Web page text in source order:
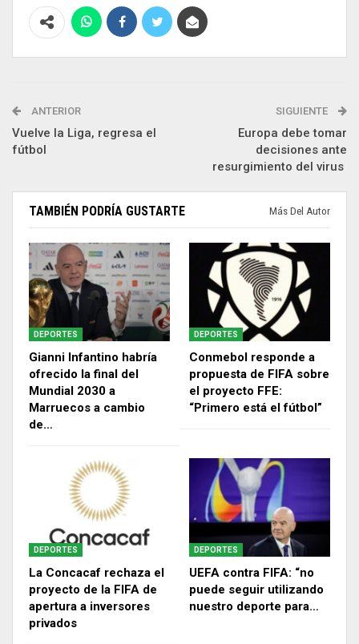
ANTERIOR
Vuelve la Liga, regresa el
fútbol
SIGUIENTE
Europa debe tomar
decisiones ante
resurgimiento del virus
TAMBIÉN PODRÍA GUSTARTE Más Del Autor
DEPORTES
Gianni Infantino habría
ofrecido la final del
Mundial 2030 a
Marruecos a cambio
de…
DEPORTES
Conmebol responde a
propuesta de FIFA sobre
el proyecto FFE:
“Primero está el fútbol”
DEPORTES
La Concacaf rechaza el
proyecto de la FIFA de
apertura a inversores
privados
DEPORTES
UEFA contra FIFA: “no
puede seguir utilizando
nuestro deporte para…